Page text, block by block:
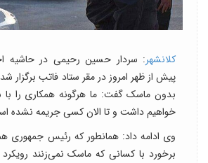
کلانشهر: سردار حسین رحیمی در حاشیه
پیش از ظهر امروز در مقر ستاد فاتب برگزار
بدون ماسک گفت: ما هرگونه همکاری را با
خواهیم داشت و تا الان کسی جریمه نشده
وی ادامه داد: همانطور که رئیس جمهوری
برخورد با کسانی که ماسک نمی‌زنند